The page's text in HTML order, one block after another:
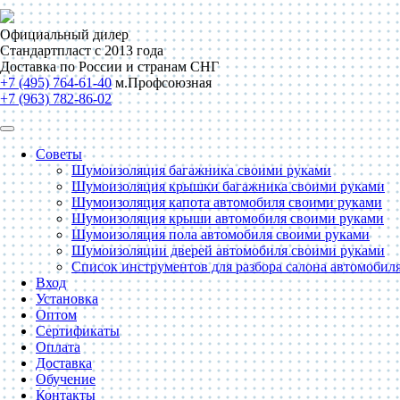
Официальный дилер
Стандартпласт с 2013 года
Доставка по России и странам СНГ
+7 (495) 764-61-40 м.Профсоюзная
+7 (963) 782-86-02
Советы
Шумоизоляция багажника своими руками
Шумоизоляция крышки багажника своими руками
Шумоизоляция капота автомобиля своими руками
Шумоизоляция крыши автомобиля своими руками
Шумоизоляция пола автомобиля своими руками
Шумоизоляции дверей автомобиля своими руками
Список инструментов для разбора салона
Вход
Установка
Оптом
Сертификаты
Оплата
Доставка
Обучение
Контакты